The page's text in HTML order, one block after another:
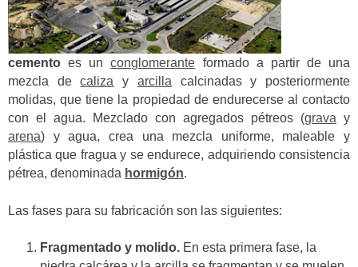
cemento es unconglomerante formado a partir de una
mezcla decaliza y arcilla calcinadas y posteriormente
molidas, que tiene la propiedad de endurecerse al contacto
con el agua. Mezclado con agregados pétreos (grava y
arena) y agua, crea una mezcla uniforme, maleable y
plástica que fragua y se endurece, adquiriendo consistencia
pétrea, denominada hormigón.
Las fases para su fabricación son las siguientes:
Fragmentado y molido. En esta primera fase, la